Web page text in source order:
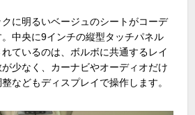
に明るいベージュのシートがコーデ
中央に9インチの縦型タッチパネル
ているのは、ボルボに共通するレイ
少なく、カーナビやオーディオだけ
などもディスプレイで操作します。